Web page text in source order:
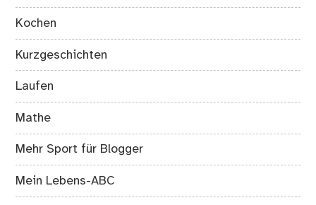
Kochen
Kurzgeschichten
Laufen
Mathe
Mehr Sport für Blogger
Mein Lebens-ABC